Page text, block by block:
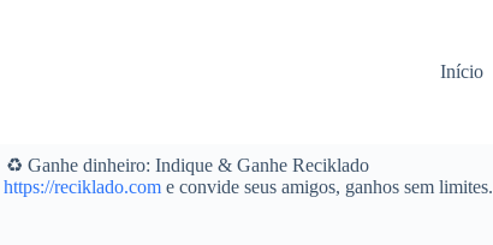
Início
♻️ Ganhe dinheiro: Indique & Ganhe Reciklado
https://reciklado.come convide seus amigos, ganhos sem limites.